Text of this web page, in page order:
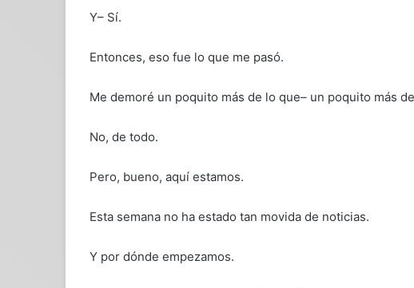
Y– Sí.
Entonces, eso fue lo que me pasó.
Me demoré un poquito más de lo que– un poquito más
No, de todo.
Pero, bueno, aquí estamos.
Esta semana no ha estado tan movida de noticias.
Y por dónde empezamos.